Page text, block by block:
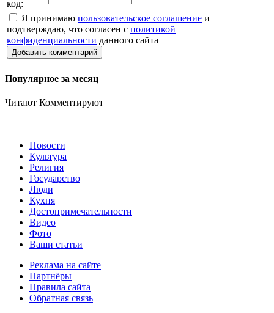
код:
Я принимаю пользовательское соглашение и
подтверждаю, что согласен с политикой
конфиденциальности данного сайта
Добавить комментарий
Популярное за месяц
Читают Комментируют
Новости
Культура
Религия
Государство
Люди
Кухня
Достопримечательности
Видео
Фото
Ваши статьи
Реклама на сайте
Партнёры
Правила сайта
Обратная связь